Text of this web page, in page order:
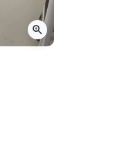
zoom_in